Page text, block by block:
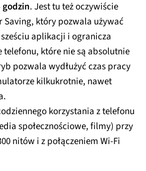
. Jest tu też oczywiście
Saving, który pozwala używać
aplikacji i ogranicza
telefonu, które nie są absolutnie
pozwala wydłużyć czas pracy
kilkukrotnie, nawet
korzystania z telefonu
społecznościowe, filmy) przy
nitów i z połączeniem Wi-Fi